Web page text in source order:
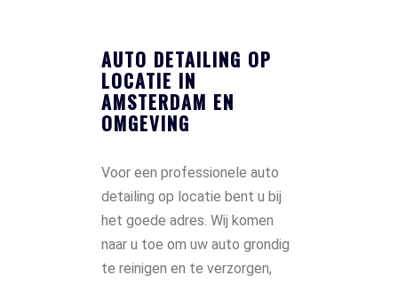
AUTO DETAILING OP
LOCATIE IN
AMSTERDAM EN
OMGEVING
Voor een professionele auto
detailing op locatie bent u bij
het goede adres. Wij komen
naar u toe om uw auto grondig
te reinigen en te verzorgen,